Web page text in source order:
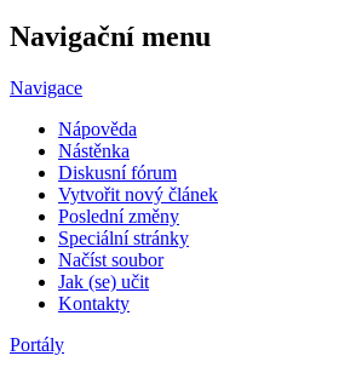
Navigační menu
Navigace
Nápověda
Nástěnka
Diskusní fórum
Vytvořit nový článek
Poslední změny
Speciální stránky
Načíst soubor
Jak (se) učit
Kontakty
Portály